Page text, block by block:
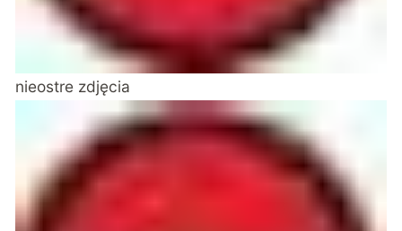
nieostre zdjęcia